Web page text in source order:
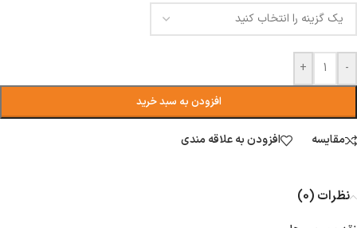
-
+
افزودن به سبد خرید
مقایسه افزودن به علاقه مندی
نظرات (0)